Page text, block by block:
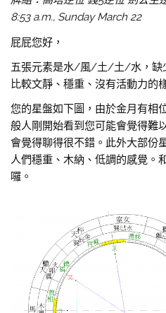
8:53 a.m., Sunday March 22
屁屁您好，
五張元素是水/風/土/土/水，缺
比較文靜、穩重、沒有活動力的
您的星盤如下圖，由於金月有相
般人剛開始看到您可能會覺得難
會覺得聊得很不錯。此外大部份
人們穩重、木納、低調的感覺。
囉。